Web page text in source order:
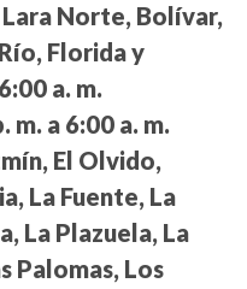
Norte, Bolívar,
Florida y
a. m.
m. a 6:00 a. m.
El Olvido,
La Fuente, La
La Plazuela, La
Palomas, Los